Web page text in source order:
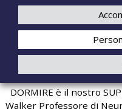
n
7 BUONE ABITUDINI
DORMIRE è il nostro
Walker Professore di